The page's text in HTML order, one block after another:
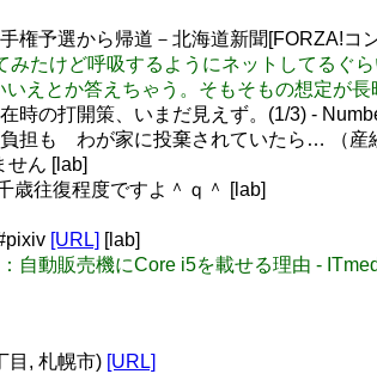
権予選から帰道－北海道新聞[FORZA!コ
たけど呼吸するようにネットしてるぐ
えとか答えちゃう。そもそもの想定が長
時の打開策、いまだ見えず。(1/3) -
担も わが家に投棄されていたら… （産
せん [lab]
歳往復程度ですよ＾ｑ＾ [lab]
[URL] [lab]
自動販売機にCore i5を載せる理由 -
, 札幌市) [URL]